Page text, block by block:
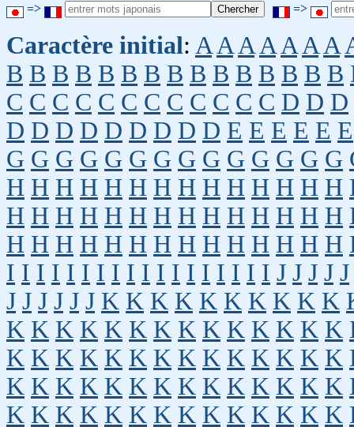
=> =>
Caractère initial: A A A A A A A
B B B B B B B B B B B B B B B
C C C C C C C C C C C C D D D
D D D D D D D D D E E E E E E
G G G G G G G G G G G G G G
H H H H H H H H H H H H H H
H H H H H H H H H H H H H H
H H H H H H H H H H H H H H
I I I I I I I I I I I I I I I I I I J J J J J
J J J J J J K K K K K K K K K K
K K K K K K K K K K K K K K
K K K K K K K K K K K K K K
K K K K K K K K K K K K K K
K K K K K K K K K K K K K K